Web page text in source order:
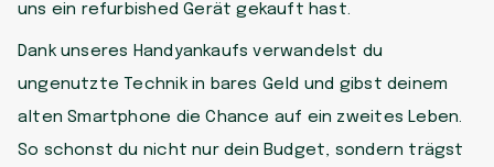
uns ein refurbished Gerät gekauft hast.
Dank unseres Handyankaufs verwandelst du
ungenutzte Technik in bares Geld und gibst deinem
alten Smartphone die Chance auf ein zweites Leben.
So schonst du nicht nur dein Budget, sondern trägst